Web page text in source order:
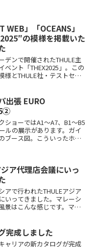
...WEB」「OCEANS」
の模様を掲載いた
デンで開催されたTHULE主
ベント「THEX2025」。この
様とTHULE社・テストセン
さい！【GO OUT W...
出張 EURO
ショーではA1～A7、B1～B5
ルの展示があります。ガイ
ブース図。こういったホー
ア代理店会議にいっ
アで行われたTHULEアジア
いってきました。マレーシ
景はこんな感じです。マレ
、おそらくお金持ちの人が
でしょ...
完成しました
ャリアの新カタログが完成